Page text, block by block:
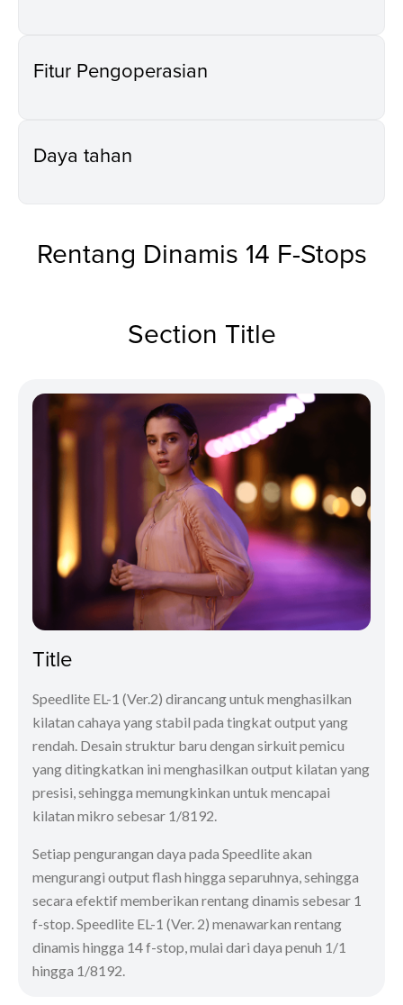
Fitur Pengoperasian
Daya tahan
Rentang Dinamis 14 F-Stops
Section Title
Title
Speedlite EL-1 (Ver.2) dirancang untuk menghasilkan
kilatan cahaya yang stabil pada tingkat output yang
rendah. Desain struktur baru dengan sirkuit pemicu
yang ditingkatkan ini menghasilkan output kilatan yang
presisi, sehingga memungkinkan untuk mencapai
kilatan mikro sebesar 1/8192.
Setiap pengurangan daya pada Speedlite akan
mengurangi output flash hingga separuhnya, sehingga
secara efektif memberikan rentang dinamis sebesar 1
f-stop. Speedlite EL-1 (Ver. 2) menawarkan rentang
dinamis hingga 14 f-stop, mulai dari daya penuh 1/1
hingga 1/8192.